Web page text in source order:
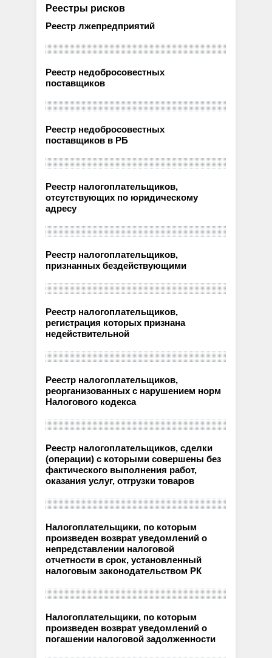
Реестры рисков
Реестр лжепредприятий
Реестр недобросовестных
поставщиков
Реестр недобросовестных
поставщиков в РБ
Реестр налогоплательщиков,
отсутствующих по юридическому
адресу
Реестр налогоплательщиков,
признанных бездействующими
Реестр налогоплательщиков,
регистрация которых признана
недействительной
Реестр налогоплательщиков,
реорганизованных с нарушением норм
Налогового кодекса
Реестр налогоплательщиков, сделки
(операции) с которыми совершены без
фактического выполнения работ,
оказания услуг, отгрузки товаров
Налогоплательщики, по которым
произведен возврат уведомлений о
непредставлении налоговой
отчетности в срок, установленный
налоговым законодательством РК
Налогоплательщики, по которым
произведен возврат уведомлений о
погашении налоговой задолженности